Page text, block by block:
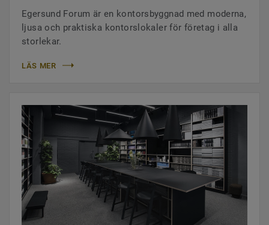
Egersund Forum är en kontorsbyggnad med moderna,
ljusa och praktiska kontorslokaler för företag i alla
storlekar.
LÄS MER